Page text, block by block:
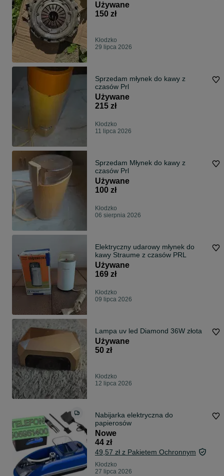
Używane
150 zł
Kłodzko
29 lipca 2026
Sprzedam młynek do kawy z
czasów Prl
Używane
215 zł
Kłodzko
11 lipca 2026
Sprzedam Młynek do kawy z
czasów Prl
Używane
100 zł
Kłodzko
06 sierpnia 2026
Elektryczny udarowy młynek do
kawy Straume z czasów PRL
Używane
169 zł
Kłodzko
09 lipca 2026
Lampa uv led Diamond 36W złota
Używane
50 zł
Kłodzko
12 lipca 2026
Nabijarka elektryczna do
papierosów
Nowe
44 zł
49,57 zł z Pakietem Ochronnym
Kłodzko
27 lipca 2026